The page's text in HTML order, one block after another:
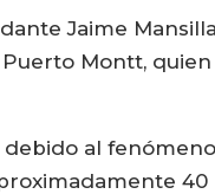
Jaime
Montt,
al
40